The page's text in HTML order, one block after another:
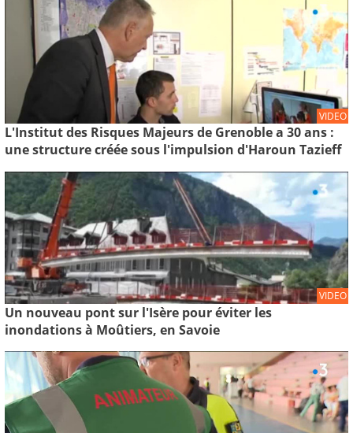
VIDEO
L'Institut des Risques Majeurs de Grenoble a 30 ans :
une structure créée sous l'impulsion d'Haroun Tazieff
VIDEO
Un nouveau pont sur l'Isère pour éviter les
inondations à Moûtiers, en Savoie